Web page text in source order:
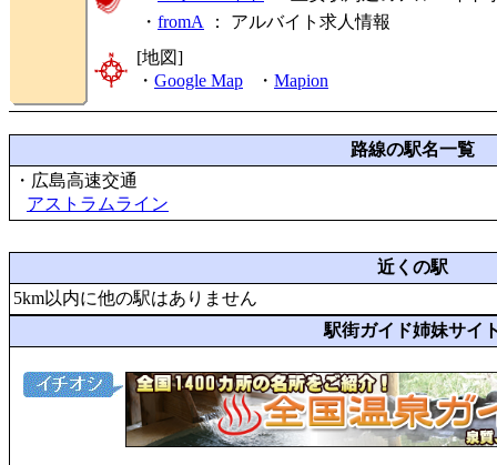
・ fromA ： アルバイト求人情報
[地図]
・ Google Map ・ Mapion
路線の駅名一覧
・広島高速交通
アストラムライン
近くの駅
5km以内に他の駅はありません
駅街ガイド姉妹サイ